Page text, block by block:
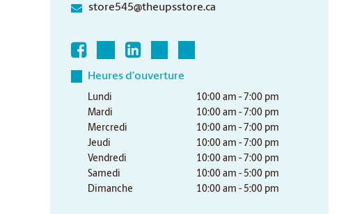
store545@theupsstore.ca
Heures d'ouverture
Lundi
10:00 am - 7:00 pm
Mardi
10:00 am - 7:00 pm
Mercredi
10:00 am - 7:00 pm
Jeudi
10:00 am - 7:00 pm
Vendredi
10:00 am - 7:00 pm
Samedi
10:00 am - 5:00 pm
Dimanche
10:00 am - 5:00 pm